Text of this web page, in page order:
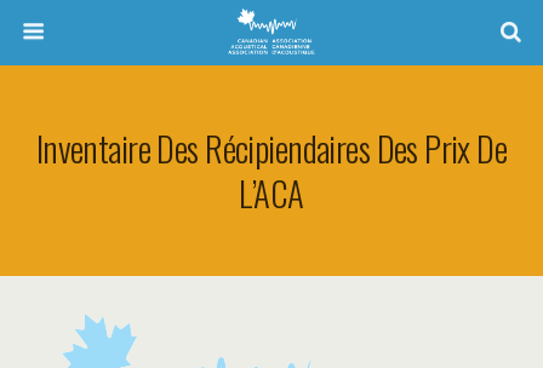
Inventaire Des Récipiendaires Des Prix De
L’ACA